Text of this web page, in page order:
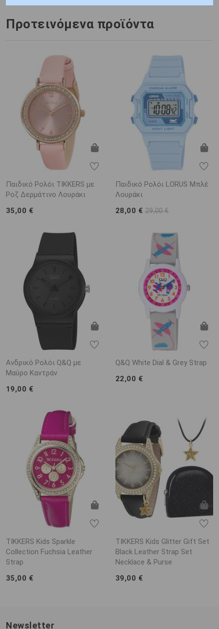
Προτεινόμενα προϊόντα
Παιδικό Ρολόι TIKKERS με
Ροζ Δερμάτινο Λουράκι
35,00 €
Παιδικό Ρολόι LORUS Μπλέ
Λουράκι
28,00 € 29,00 €
Ανδρικό Ρολόι Q&Q με
Μαύρο Καντράν
19,00 €
Q&Q White Dial & Grey Strap
22,00 €
TIKKERS Kids Sparkle
Collection Fuchsia Leather
Strap
35,00 €
TIKKERS Kids Glitter Gift Set
Black Leather Strap Set
Necklace & Purse
39,00 €
Newsletter